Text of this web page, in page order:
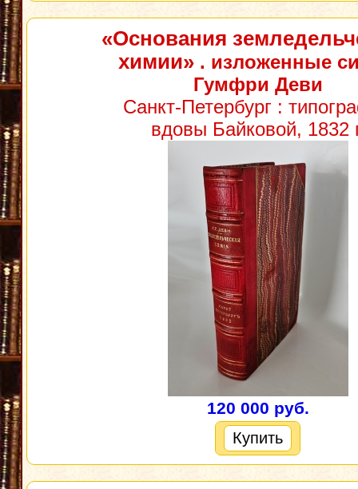
«Основания
химии». изложенные
Гумфри Деви
Санкт-Петербург :
вдовы Байковой, 1832
120 000 руб.
Купить